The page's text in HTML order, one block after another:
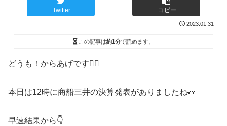
Twitter コピー
2023.01.31
この記事は約1分で読めます。
どうも！からあげです🙋‍♂️
本日は12時に商船三井の決算発表がありましたね👀
早速結果から👇